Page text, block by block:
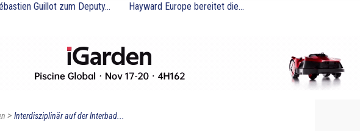
Guillot zum Deputy... Hayward Europe bereitet die...
> Interdisziplinär auf der Interbad...